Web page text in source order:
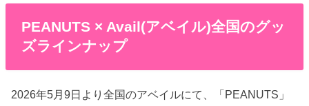
PEANUTS × Avail(アベイル)全国のグッ
ズラインナップ
2026年5月9日より全国のアベイルにて、「PEANUTS」